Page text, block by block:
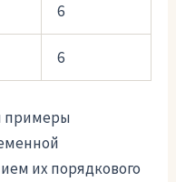
6
6
примеры
их порядкового